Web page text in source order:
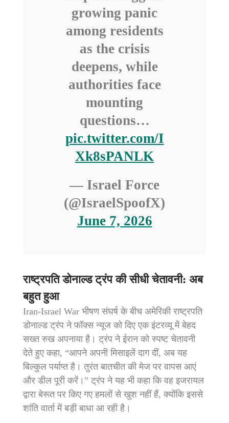
growing panic
among residents
as the crisis
deepens, while
authorities face
mounting
questions…
pic.twitter.com/I
Xk8sPANLK
— Israel Force
(@IsraelSpoofX)
June 7, 2026
राष्ट्रपति डोनाल्ड ट्रंप की सीधी चेतावनी: अब
बहुत हुआ
Iran-Israel War भीषण संघर्ष के बीच अमेरिकी राष्ट्रपति
डोनाल्ड ट्रंप ने फॉक्स न्यूज को दिए एक इंटरव्यू में बेहद
सख्त रुख अपनाया है। ट्रंप ने ईरान को स्पष्ट चेतावनी
देते हुए कहा, “आपने अपनी मिसाइलें दाग दीं, अब यह
बिल्कुल पर्याप्त है। तुरंत बातचीत की मेज पर वापस आएं
और डील पूरी करें।” ट्रंप ने यह भी कहा कि वह इजरायल
द्वारा बेरूत पर किए गए हमलों से खुश नहीं हैं, क्योंकि इससे
शांति वार्ता में बड़ी बाधा आ रही है।